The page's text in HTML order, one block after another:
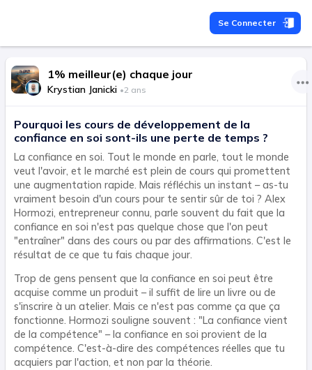
Se Connecter
1% meilleur(e) chaque jour
Krystian Janicki •2 ans
Pourquoi les cours de développement de la
confiance en soi sont-ils une perte de temps ?
La confiance en soi. Tout le monde en parle, tout le monde
veut l'avoir, et le marché est plein de cours qui promettent
une augmentation rapide. Mais réfléchis un instant – as-tu
vraiment besoin d'un cours pour te sentir sûr de toi ? Alex
Hormozi, entrepreneur connu, parle souvent du fait que la
confiance en soi n'est pas quelque chose que l'on peut
"entraîner" dans des cours ou par des affirmations. C'est le
résultat de ce que tu fais chaque jour.
Trop de gens pensent que la confiance en soi peut être
acquise comme un produit – il suffit de lire un livre ou de
s'inscrire à un atelier. Mais ce n'est pas comme ça que ça
fonctionne. Hormozi souligne souvent : "La confiance vient
de la compétence" – la confiance en soi provient de la
compétence. C'est-à-dire des compétences réelles que tu
acquiers par l'action, et non par la théorie.